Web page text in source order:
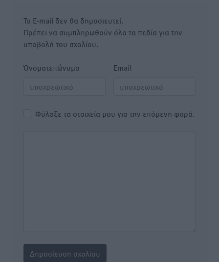
Το E-mail δεν θα δημοσιευτεί.
Πρέπει να συμπληρωθούν όλα τα πεδία για την
υποβολή του σχολίου.
Όνοματεπώνυμο Email
Φύλαξε τα στοιχεία μου για την επόμενη φορά.